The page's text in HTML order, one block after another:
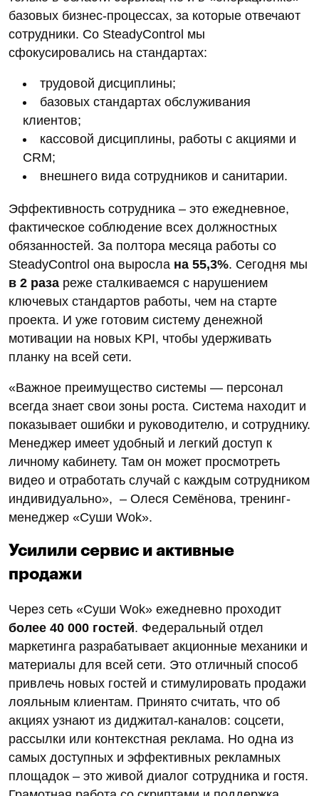
базовых бизнес-процессах, за которые отвечают
сотрудники. Со SteadyControl мы
сфокусировались на стандартах:
трудовой дисциплины;
базовых стандартах обслуживания
клиентов;
кассовой дисциплины, работы с акциями и
CRM;
внешнего вида сотрудников и санитарии.
Эффективность сотрудника – это ежедневное,
фактическое соблюдение всех должностных
обязанностей. За полтора месяца работы со
SteadyControl она выросла на 55,3%. Сегодня мы
в 2 раза реже сталкиваемся с нарушением
ключевых стандартов работы, чем на старте
проекта. И уже готовим систему денежной
мотивации на новых KPI, чтобы удерживать
планку на всей сети.
«Важное преимущество системы — персонал
всегда знает свои зоны роста. Система находит и
показывает ошибки и руководителю, и сотруднику.
Менеджер имеет удобный и легкий доступ к
личному кабинету. Там он может просмотреть
видео и отработать случай с каждым сотрудником
индивидуально», – Олеся Семёнова, тренинг-
менеджер «Суши Wok».
Усилили сервис и активные
продажи
Через сеть «Суши Wok» ежедневно проходит
более 40 000 гостей. Федеральный отдел
маркетинга разрабатывает акционные механики и
материалы для всей сети. Это отличный способ
привлечь новых гостей и стимулировать продажи
лояльным клиентам. Принято считать, что об
акциях узнают из диджитал-каналов: соцсети,
рассылки или контекстная реклама. Но одна из
самых доступных и эффективных рекламных
площадок – это живой диалог сотрудника и гостя.